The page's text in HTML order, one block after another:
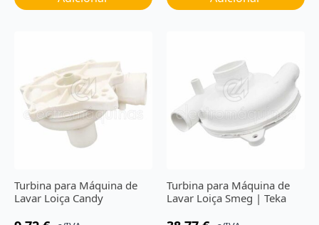
Turbina para Máquina de
Lavar Loiça Candy
Turbina para Máquina de
Lavar Loiça Smeg | Teka